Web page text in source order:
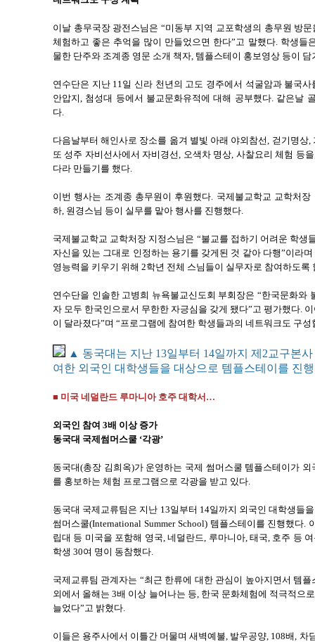
이날 총무국장 광전스님은 “미동부 지역 교포학생의 총무원 방
체험하고 좋은 추억을 많이 만들었으면 한다”고 말했다. 학생들
물한 단주와 조계종 영문 소개 책자, 템플스테이 홍보영상 등이
연수단은 지난 11일 신라 천년의 고도 경주에서 석굴암과 불국
안압지, 첨성대 등에서 불교문화유적에 대해 공부했다. 같은날
다.
다음날부터 해인사로 장소를 옮겨 별빛 아래 야외참선, 걷기명상
또 성주 자비선사에서 자비경선, 오색차 명상, 사찰요리 체험 등
다라 만들기를 했다.
이번 행사는 조계종 총무원이 후원했다. 국제불교학교 교학처
하, 원경스님 등이 실무를 맡아 행사를 진행했다.
국제불교학교 교학처장 지정스님은 “불교를 접하기 어려운 학생
자신을 있는 그대로 인정하는 용기를 갖게된 것 같아 다행”이라
영능력을 키우기 위해 2학년 전체 스님들이 실무자로 참여하도록
연수단을 인솔한 고병희 뉴욕불교신도회 부회장은 “한국문화와
자 모두 한국인으로서 무한한 자긍심을 갖게 됐다”고 평가했다.
이 달라졌다”며 “프로그램에 참여한 학생들과의 네트워크도 구성
▲ 동국대는 지난 13일부터 14일까지 제2교구본
여한 외국인 대학생들을 대상으로 템플스테이를 진
■ 미국 네덜란드 루마니아 호주 대학서…
외국인 참여 3배 이상 증가
동국대 국제썸머스쿨 ‘각광’
동국대(총장 김희옥)가 운영하는 국제 썸머스쿨 템플스테이가
를 홍보하는 체험 프로그램으로 각광을 받고 있다.
동국대 국제교류팀은 지난 13일부터 14일까지 외국인 대학생들
썸머스쿨(International Summer School) 템플스테이를 진행했다.
립대 등 미국을 포함해 영국, 네덜란드, 루마니아, 태국, 호주 등
학생 30여 명이 동참했다.
국제교류팀 관계자는 “최근 한류에 대한 관심이 높아지면서 템
외에서 올해는 3배 이상 늘어나는 등, 한국 문화체험에 적극적으
늘었다”고 밝혔다.
이들은 용주사에서 이틀간 머물며 새벽예불, 발우공양, 108배, 차